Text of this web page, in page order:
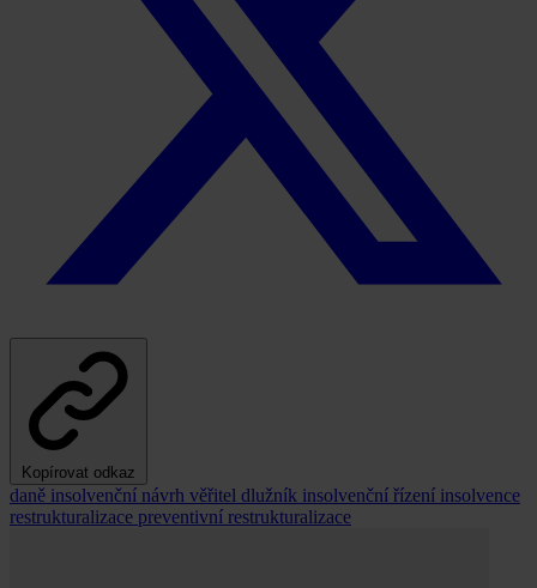
Kopírovat odkaz
daně insolvenční návrh věřitel dlužník insolvenční řízení insolvence
restrukturalizace preventivní restrukturalizace